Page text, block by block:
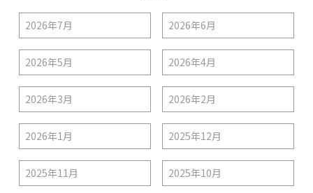
2026年7月 2026年6月
2026年5月 2026年4月
2026年3月 2026年2月
2026年1月 2025年12月
2025年11月 2025年10月